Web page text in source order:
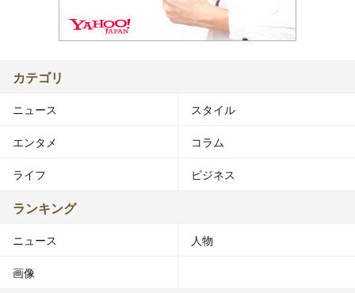
カテゴリ
ニュース スタイル
エンタメ コラム
ライフ ビジネス
ランキング
ニュース 人物
画像